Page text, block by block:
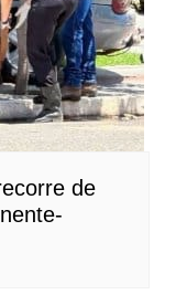
de